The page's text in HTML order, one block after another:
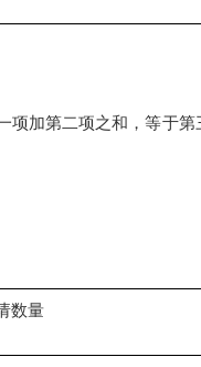
项加第二项之和，等于
数量